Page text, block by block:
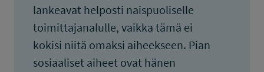
lankeavat helposti naispuoliselle
toimittajanalulle, vaikka tämä ei
kokisi niitä omaksi aiheekseen. Pian
sosiaaliset aiheet ovat hänen